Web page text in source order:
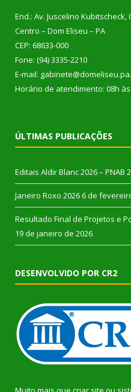
End.: Av. Juscelino Kubitscheck,
Centro – Dom Eliseu – PA
CEP: 68633-000
Fone: (94) 3335-2210
E-mail:
Horário de atendimento: 08h às
ÚLTIMAS PUBLICAÇÕES
Editais Aldir Blanc 2026 – PNAB
Janeiro Roxo 2026 6 de
Resultado Final de Projetos e
19 de janeiro de 2026
DESENVOLVIDO POR CR2